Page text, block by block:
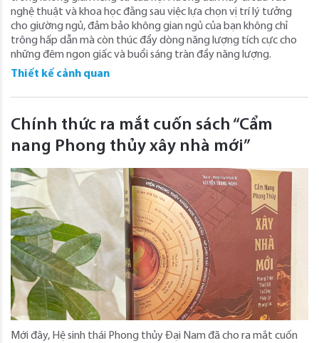
nghệ thuật và khoa học đằng sau việc lựa chọn vị trí lý tưởng
cho giường ngủ, đảm bảo không gian ngủ của bạn không chỉ
trông hấp dẫn mà còn thúc đẩy dòng năng lượng tích cực cho
những đêm ngon giấc và buổi sáng tràn đầy năng lượng.
Thiết kế cảnh quan
Chính thức ra mắt cuốn sách “Cẩm
nang Phong thủy xây nhà mới”
Mới đây, Hệ sinh thái Phong thủy Đại Nam đã cho ra mắt cuốn